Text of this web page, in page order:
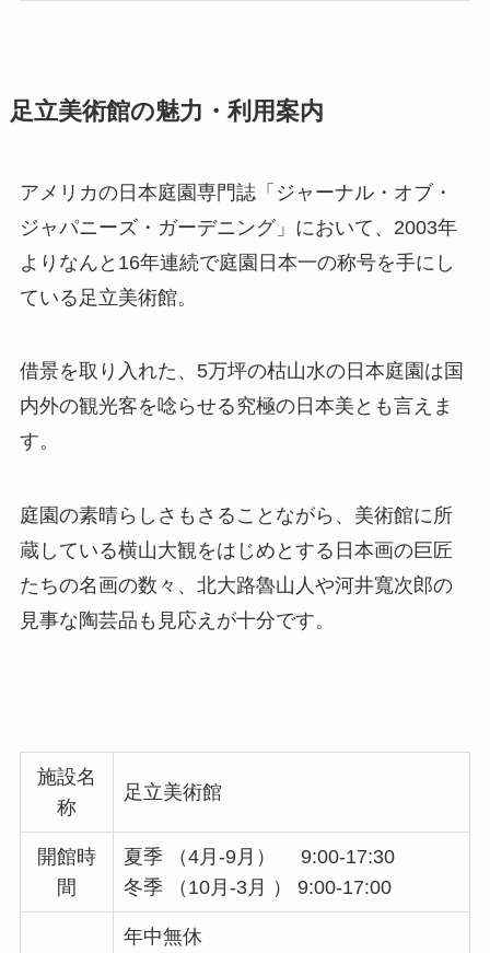
足立美術館の魅力・利用案内
アメリカの日本庭園専門誌「ジャーナル・オブ・
ジャパニーズ・ガーデニング」において、2003年
よりなんと16年連続で庭園日本一の称号を手にし
ている足立美術館。
借景を取り入れた、5万坪の枯山水の日本庭園は国
内外の観光客を唸らせる究極の日本美とも言えま
す。
庭園の素晴らしさもさることながら、美術館に所
蔵している横山大観をはじめとする日本画の巨匠
たちの名画の数々、北大路魯山人や河井寬次郎の
見事な陶芸品も見応えが十分です。
施設名
称
足立美術館
開館時
間
夏季 （4月-9月） 9:00-17:30
冬季 （10月-3月 ） 9:00-17:00
年中無休